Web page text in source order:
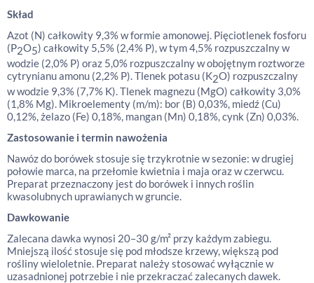
Skład
Azot (N) całkowity 9,3% w formie amonowej. Pięciotlenek fosforu
(P2O5) całkowity 5,5% (2,4% P), w tym 4,5% rozpuszczalny w
wodzie (2,0% P) oraz 5,0% rozpuszczalny w obojętnym roztworze
cytrynianu amonu (2,2% P). Tlenek potasu (K2O) rozpuszczalny
w wodzie 9,3% (7,7% K). Tlenek magnezu (MgO) całkowity 3,0%
(1,8% Mg). Mikroelementy (m/m): bor (B) 0,03%, miedź (Cu)
0,12%, żelazo (Fe) 0,18%, mangan (Mn) 0,18%, cynk (Zn) 0,03%.
Zastosowanie i termin nawożenia
Nawóz do borówek stosuje się trzykrotnie w sezonie: w drugiej
połowie marca, na przełomie kwietnia i maja oraz w czerwcu.
Preparat przeznaczony jest do borówek i innych roślin
kwasolubnych uprawianych w gruncie.
Dawkowanie
Zalecana dawka wynosi 20–30 g/m² przy każdym zabiegu.
Mniejszą ilość stosuje się pod młodsze krzewy, większą pod
rośliny wieloletnie. Preparat należy stosować wyłącznie w
uzasadnionej potrzebie i nie przekraczać zalecanych dawek.